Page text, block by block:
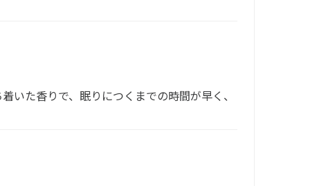
いた香りで、眠りにつくまでの時間が早く、